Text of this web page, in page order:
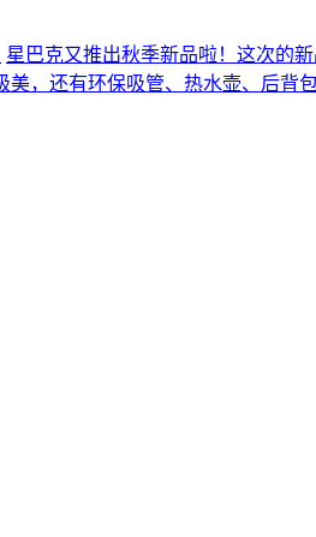
星巴克又推出秋季新品啦！这次的
，还有环保吸管、热水壶、后背